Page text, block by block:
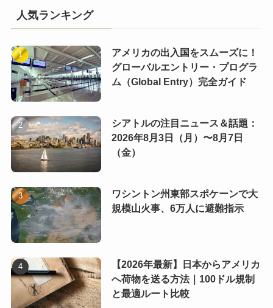
人気ランキング
アメリカの出入国をスムーズに！
グローバルエントリー・プログラ
ム（Global Entry）完全ガイド
シアトルの注目ニュース＆話題：
2026年8月3日（月）〜8月7日
（金）
ワシントン州東部スポケーンで大
規模山火事、6万人に避難指示
【2026年最新】日本からアメリカ
へ荷物を送る方法｜100ドル規制
と最適ルート比較